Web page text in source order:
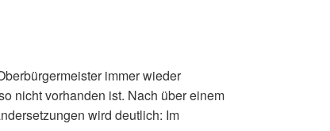
immer wieder
nicht vorhanden ist. Nach über einem
wird deutlich: Im